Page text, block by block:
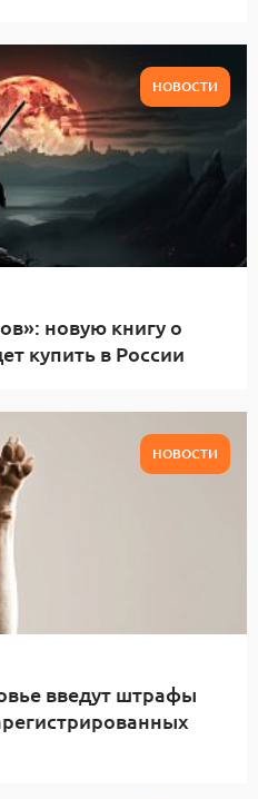
НОВОСТИ
новую книгу о
купить в России
НОВОСТИ
введут штрафы